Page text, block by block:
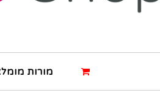
מורות